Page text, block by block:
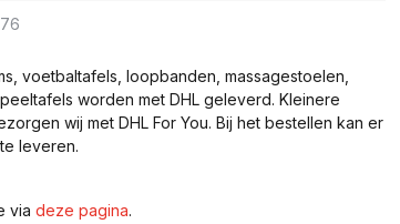
voetbaltafels, loopbanden, massagestoelen,
worden met DHL geleverd. Kleinere
wij met DHL For You. Bij het bestellen kan er
leveren.
via deze pagina.